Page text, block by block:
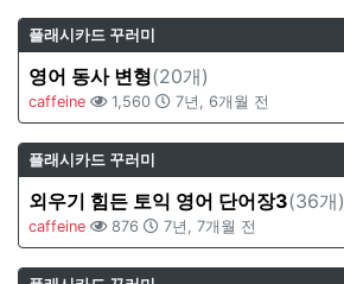
플래시카드 꾸러미
영어 동사 변형(20개)
caffeine 1,560 7년, 6개월 전
플래시카드 꾸러미
외우기 힘든 토익 영어 단어장3(36개)
caffeine 876 7년, 7개월 전